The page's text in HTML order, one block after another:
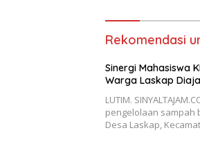
Rekomendasi
Sinergi Mahasiswa
Warga Laskap
LUTIM.
pengelolaan sampah
Desa Laskap,